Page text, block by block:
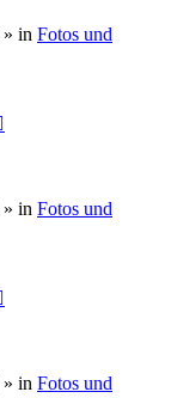
» in Fotos und
» in Fotos und
» in Fotos und